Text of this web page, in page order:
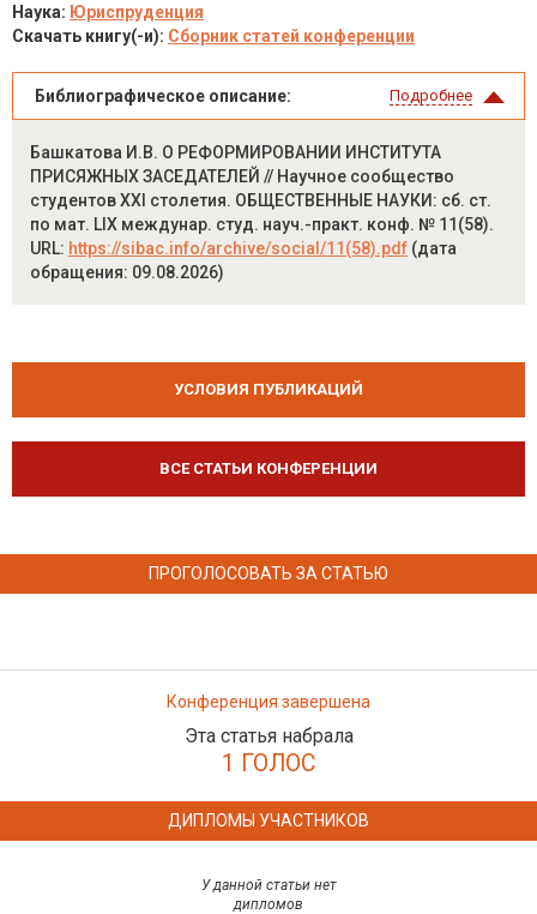
Наука: Юриспруденция
Скачать книгу(-и): Сборник статей конференции
Библиографическое описание: Подробнее
Башкатова И.В. О РЕФОРМИРОВАНИИ ИНСТИТУТА
ПРИСЯЖНЫХ ЗАСЕДАТЕЛЕЙ // Научное сообщество
студентов XXI столетия. ОБЩЕСТВЕННЫЕ НАУКИ: сб. ст.
по мат. LIX междунар. студ. науч.-практ. конф. № 11(58).
URL: https://sibac.info/archive/social/11(58).pdf (дата
обращения: 09.08.2026)
УСЛОВИЯ ПУБЛИКАЦИЙ
ВСЕ СТАТЬИ КОНФЕРЕНЦИИ
ПРОГОЛОСОВАТЬ ЗА СТАТЬЮ
Конференция завершена
Эта статья набрала
1 ГОЛОС
ДИПЛОМЫ УЧАСТНИКОВ
У данной статьи нет
дипломов